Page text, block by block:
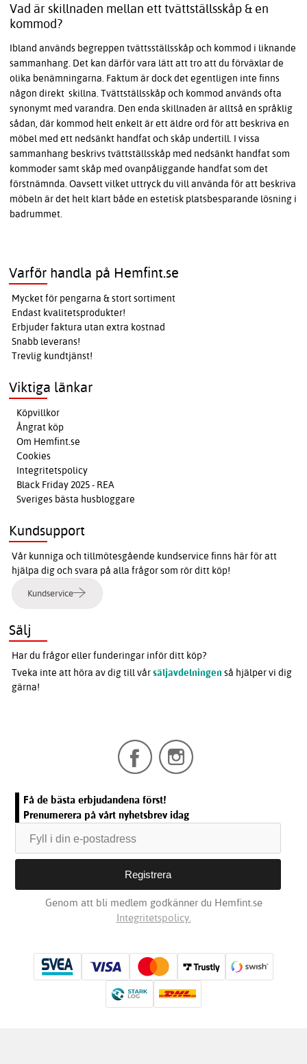
Vad är skillnaden mellan ett tvättställsskåp & en
kommod?
Ibland används begreppen tvättsställsskåp och kommod i liknande
sammanhang. Det kan därför vara lätt att tro att du förväxlar de
olika benämningarna. Faktum är dock det egentligen inte finns
någon direkt skillna. Tvättställsskåp och kommod används ofta
synonymt med varandra. Den enda skillnaden är alltså en språklig
sådan, där kommod helt enkelt är ett äldre ord för att beskriva en
möbel med ett nedsänkt handfat och skåp undertill. I vissa
sammanhang beskrivs tvättställsskåp med nedsänkt handfat som
kommoder samt skåp med ovanpåliggande handfat som det
förstnämnda. Oavsett vilket uttryck du vill använda för att beskriva
möbeln är det helt klart både en estetisk platsbesparande lösning i
badrummet.
Varför handla på Hemfint.se
Mycket för pengarna & stort sortiment
Endast kvalitetsprodukter!
Erbjuder faktura utan extra kostnad
Snabb leverans!
Trevlig kundtjänst!
Viktiga länkar
Köpvillkor
Ångrat köp
Om Hemfint.se
Cookies
Integritetspolicy
Black Friday 2025 - REA
Sveriges bästa husbloggare
Kundsupport
Vår kunniga och tillmötesgående kundservice finns här för att
hjälpa dig och svara på alla frågor som rör ditt köp!
Kundservice
Sälj
Har du frågor eller funderingar inför ditt köp?
Tveka inte att höra av dig till vårsäljavdelningen så hjälper vi dig
gärna!
Få de bästa erbjudandena först!
Prenumerera på vårt nyhetsbrev idag
Genom att bli medlem godkänner du Hemfint.se
Integritetspolicy.